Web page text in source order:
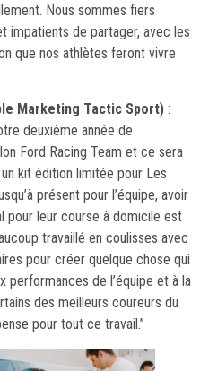
Nous sommes fiers
impatients de partager, avec les
que nos athlètes feront vivre
Marketing Tactic Sport) :
deuxième année de
Ford Racing Team et ce sera
kit édition limitée pour Les
présent pour l’équipe, avoir
pour leur course à domicile est
travaillé en coulisses avec
pour créer quelque chose qui
performances de l’équipe et à la
des meilleurs coureurs du
pour tout ce travail.”